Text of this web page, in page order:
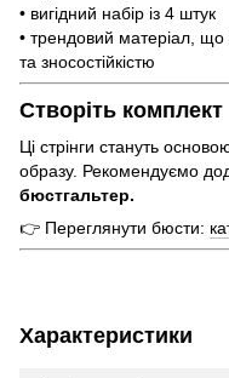
• вигідний набір із 4 штук
• трендовий матеріал, що
та зносостійкістю
Створіть комплект
Ці стрінги стануть
образу. Рекомендуємо
бюстгальтер.
👉 Переглянути бюсти:
Характеристики